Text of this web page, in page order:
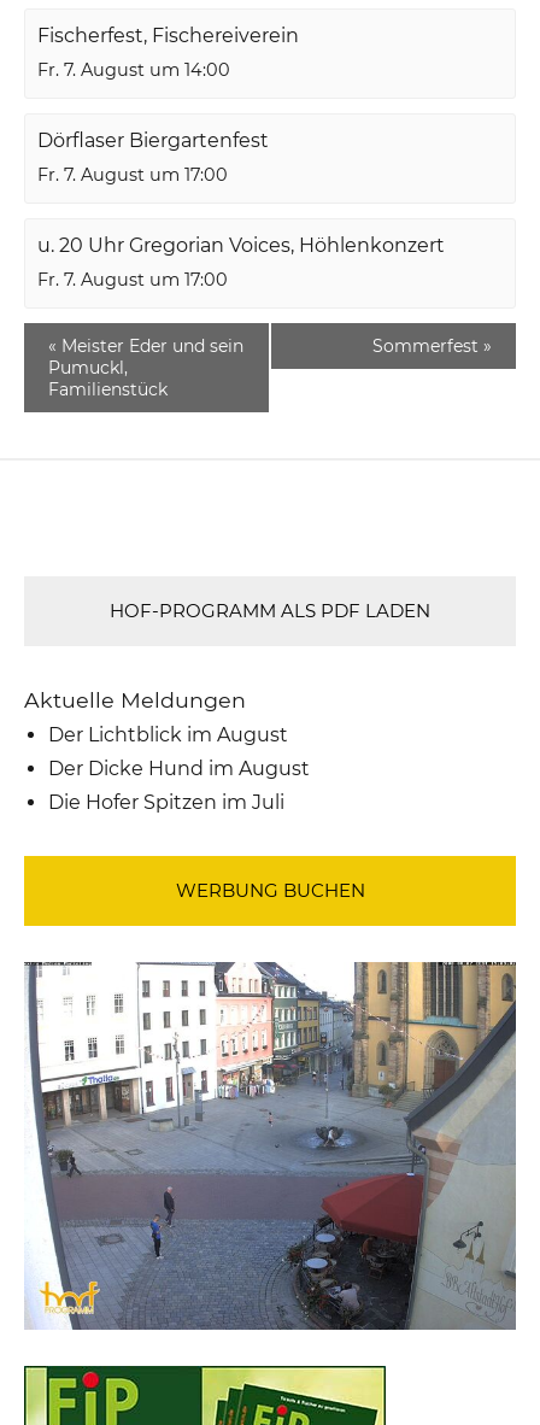
Fischerfest, Fischereiverein
Fr. 7. August um 14:00
Dörflaser Biergartenfest
Fr. 7. August um 17:00
u. 20 Uhr Gregorian Voices, Höhlenkonzert
Fr. 7. August um 17:00
« Meister Eder und sein
Pumuckl,
Familienstück
Sommerfest »
HOF-PROGRAMM ALS PDF LADEN
Aktuelle Meldungen
Der Lichtblick im August
Der Dicke Hund im August
Die Hofer Spitzen im Juli
WERBUNG BUCHEN